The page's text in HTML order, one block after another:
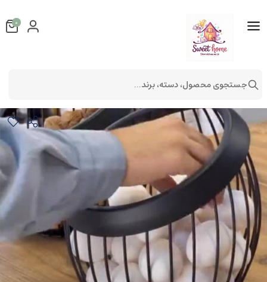
0
جستجوی محصول، دسته، برند...